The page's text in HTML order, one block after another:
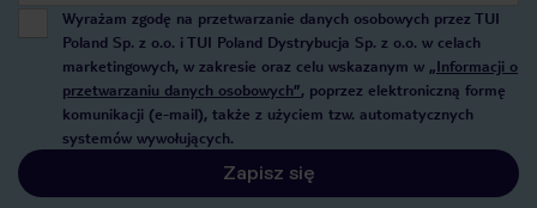
Wyrażam zgodę na przetwarzanie danych osobowych przez TUI
Poland Sp. z o.o. i TUI Poland Dystrybucja Sp. z o.o. w celach
marketingowych, w zakresie oraz celu wskazanym w „Informacji o
przetwarzaniu danych osobowych”, poprzez elektroniczną formę
komunikacji (e-mail), także z użyciem tzw. automatycznych
systemów wywołujących.
Zapisz się